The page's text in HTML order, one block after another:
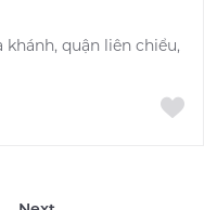
quận liên chiểu,